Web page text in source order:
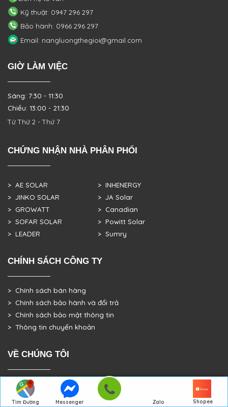
Tìm Đường
Messenger Zalo Shopee
Kỹ thuật: 0947 296 297
Bảo hành: 0966 296 297
Email: nangluongthegioi@gmail.com
GIỜ LÀM VIỆC
Sáng: 7:30 - 11:30
Chiều: 13:00 - 21:30
Từ Thứ 2 - Thứ 7
CHỨNG NHẬN NHÀ PHÂN PHỐI
> AE SOLAR
> JINKO SOLAR
> GROWATT
> SOFAR SOLAR
> LEADER
> INHENERGY
> JA Solar
> Canadian
> Powitt Solar
> Sumry
CHÍNH SÁCH CÔNG TY
> Chính sách bán hàng
> Chính sách bảo hành và đổi trả
> Chính sách bảo mật thông tin
> Thông tin chuyển khoản
VỀ CHÚNG TÔI
> GIỚI THIỆU
> TRANG CHỦ